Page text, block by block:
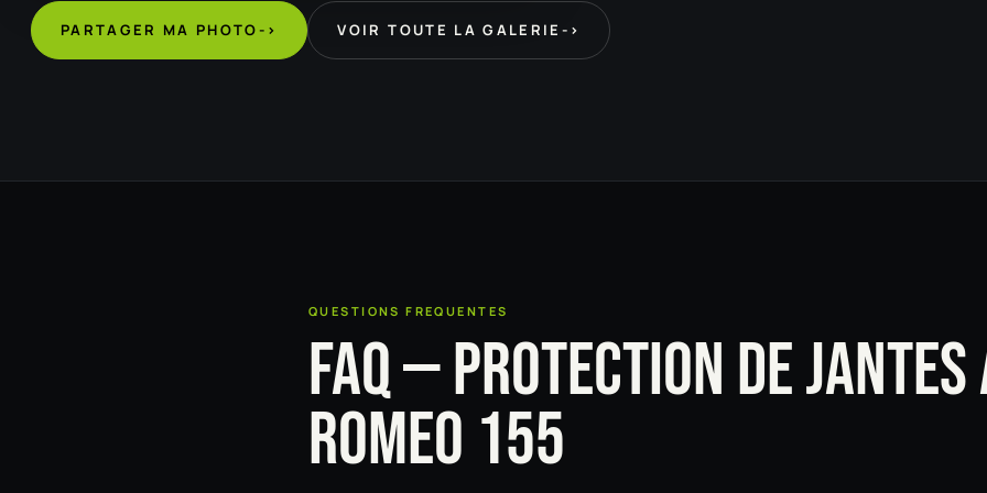
PARTAGER MA PHOTO-> VOIR TOUTE LA GALERIE ->
QUESTIONS FREQUENTES
FAQ — PROTECTION DE
ROMEO 155